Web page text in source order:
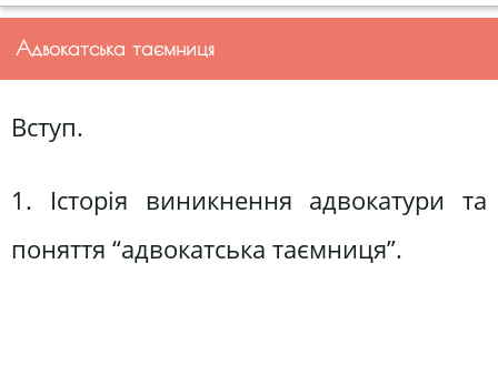
Адвокатська таємниця
Вступ.
1. Історія виникнення адвокатури та
поняття “адвокатська таємниця”.